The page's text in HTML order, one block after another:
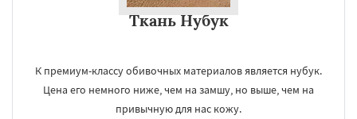
Ткань Нубук
К премиум-классу обивочных материалов является нубук.
Цена его немного ниже, чем на замшу, но выше, чем на
привычную для нас кожу.